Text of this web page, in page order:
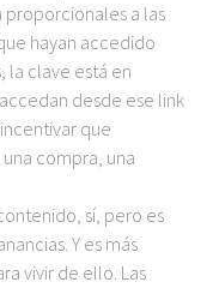
proporcionales a las
hayan accedido
la clave está en
desde ese link
que
compra, una
sí, pero es
Y es más
vivir de ello. Las